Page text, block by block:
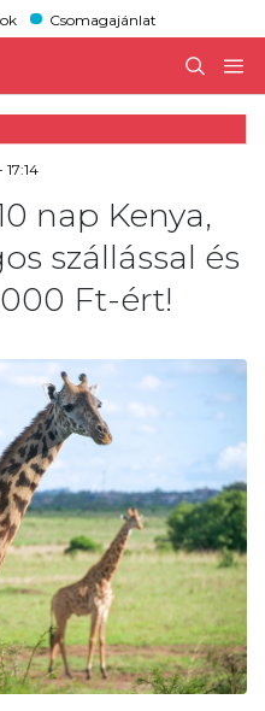
Csomagajánlat
nap Kenya,
szállással és
Ft-ért!